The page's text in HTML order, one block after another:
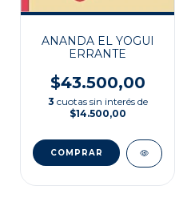
ANANDA EL YOGUI
ERRANTE
$43.500,00
3 cuotas sin interés de
$14.500,00